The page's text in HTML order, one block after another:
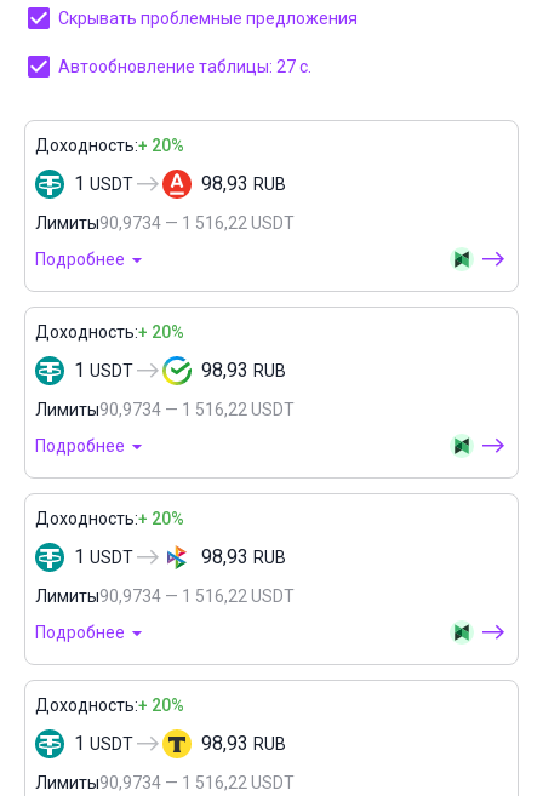
Скрывать проблемные предложения
Автообновление таблицы: 27 с.
Доходность:+ 20%
1 USDT 98,93 RUB
Лимиты90,9734 — 1 516,22 USDT
Подробнее
Доходность:+ 20%
1 USDT 98,93 RUB
Лимиты90,9734 — 1 516,22 USDT
Подробнее
Доходность:+ 20%
1 USDT 98,93 RUB
Лимиты90,9734 — 1 516,22 USDT
Подробнее
Доходность:+ 20%
1 USDT 98,93 RUB
Лимиты90,9734 — 1 516,22 USDT